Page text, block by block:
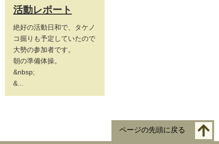
活動レポート
絶好の活動日和で、タケノ
コ掘りも予定していたので
大勢の参加者です。
朝の準備体操。
&nbsp;
&...
ページの先頭に戻る